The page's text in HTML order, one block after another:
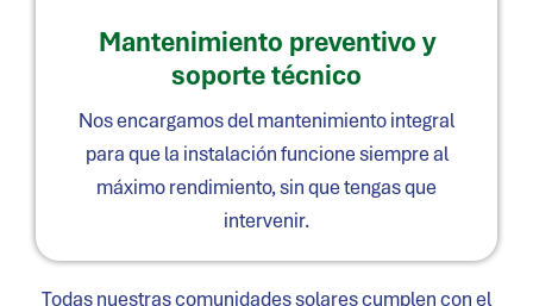
Mantenimiento preventivo y
soporte técnico
Nos encargamos del mantenimiento integral
para que la instalación funcione siempre al
máximo rendimiento, sin que tengas que
intervenir.
Todas nuestras comunidades solares cumplen con el